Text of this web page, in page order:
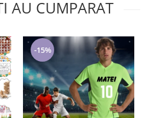
AU CUMPARAT
-15%